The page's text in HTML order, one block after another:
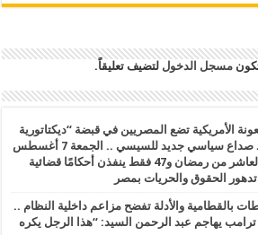
مسجل الدخول لتضيف تعليقاً.
الأمريكية تضع المصريين في قبضة “ديكتاتورية
عسكرية” عبد الرحمن السيد صداع سياسي جديد للسيسي .. الجمعة 7 أغسطس
2026.. 1090 معتقلة بسجن العاشر من رمضان و47 فقط ينفذن أحكامًا قضائية
الحقوق والحريات بمصر
الحويطات بالقطامية والأدلة تفضح مزاعم داخلية النظام ..
6 أغسطس 2026.. ترامب يهاجم عبد الرحمن السيد: “هذا الرجل يكره